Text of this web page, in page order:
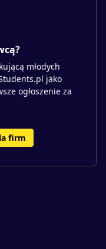
młodych
jako
ogłoszenie za
firm